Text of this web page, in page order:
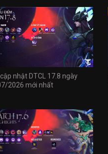
nhật DTCL 17.8 ngày
2026 mới nhất